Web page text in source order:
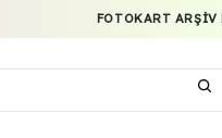
FOTOKART ARŞIV